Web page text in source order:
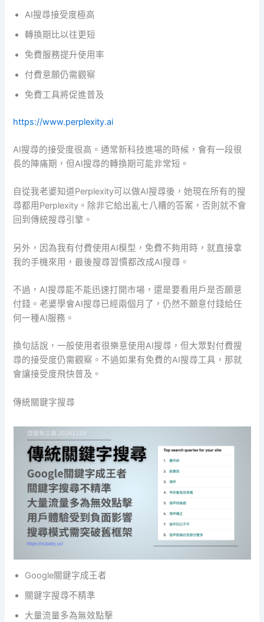
AI搜尋接受度極高
轉換期比以往更短
免費服務提升使用率
付費意願仍需觀察
免費工具將促進普及
https://www.perplexity.ai
AI搜尋的接受度很高。通常新科技進場的時候，會有一段很
長的陣痛期，但AI搜尋的轉換期可能非常短。
自從我老婆知道Perplexity可以做AI搜尋後，她現在所有的搜
尋都用Perplexity。除非它給出亂七八糟的答案，否則就不會
回到傳統搜尋引擎。
另外，因為我有付費使用AI模型，免費不夠用時，就直接拿
我的手機來用，最後搜尋習慣都改成AI搜尋。
不過，AI搜尋能不能迅速打開市場，還是要看用戶是否願意
付錢。老婆學會AI搜尋已經兩個月了，仍然不願意付錢給任
何一種AI服務。
換句話說，一般使用者很樂意使用AI搜尋，但大眾對付費搜
尋的接受度仍需觀察。不過如果有免費的AI搜尋工具，那就
會讓接受度飛快普及。
傳統關鍵字搜尋
Google關鍵字成王者
關鍵字搜尋不精準
大量流量多為無效點擊